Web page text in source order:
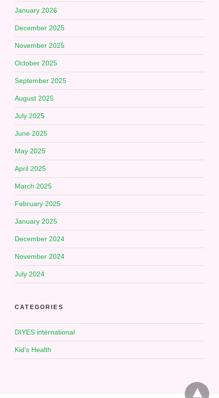
January 2026
December 2025
November 2025
October 2025
September 2025
August 2025
July 2025
June 2025
May 2025
April 2025
March 2025
February 2025
January 2025
December 2024
November 2024
July 2024
CATEGORIES
DIYES international
Kid's Health